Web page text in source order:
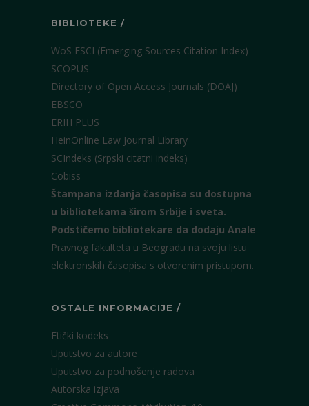
BIBLIOTEKE /
WoS ESCI (Emerging Sources Citation Index)
SCOPUS
Directory of Open Access Journals (DOAJ)
EBSCO
ERIH PLUS
HeinOnline Law Journal Library
SCIndeks (Srpski citatni indeks)
Cobiss
Štampana izdanja časopisa su dostupna
u bibliotekama širom Srbije i sveta.
Podstičemo bibliotekare da dodaju Anale
Pravnog fakulteta u Beogradu na svoju listu
elektronskih časopisa s otvorenim pristupom.
OSTALE INFORMACIJE /
Etički kodeks
Uputstvo za autore
Uputstvo za podnošenje radova
Autorska izjava